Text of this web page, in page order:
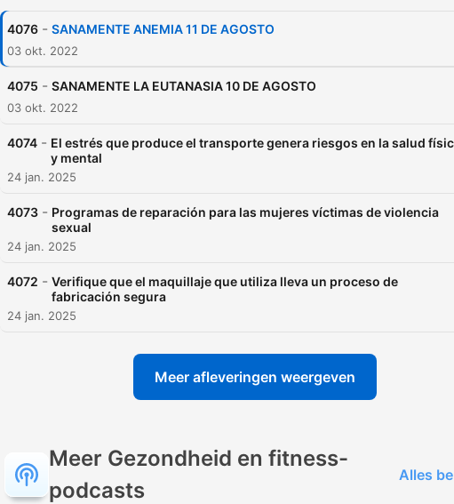
4076 - SANAMENTE ANEMIA 11 DE AGOSTO
03 okt. 2022
4075 - SANAMENTE LA EUTANASIA 10 DE AGOSTO
03 okt. 2022
4074 - El estrés que produce el transporte genera riesgos en la salud
y mental
24 jan. 2025
4073 - Programas de reparación para las mujeres víctimas de violencia
sexual
24 jan. 2025
4072 - Verifique que el maquillaje que utiliza lleva un proceso de
fabricación segura
24 jan. 2025
Meer afleveringen weergeven
Meer Gezondheid en fitness-
podcasts
Alles